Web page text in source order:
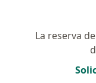
La reserva